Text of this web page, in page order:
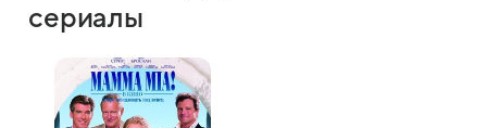
сериалы